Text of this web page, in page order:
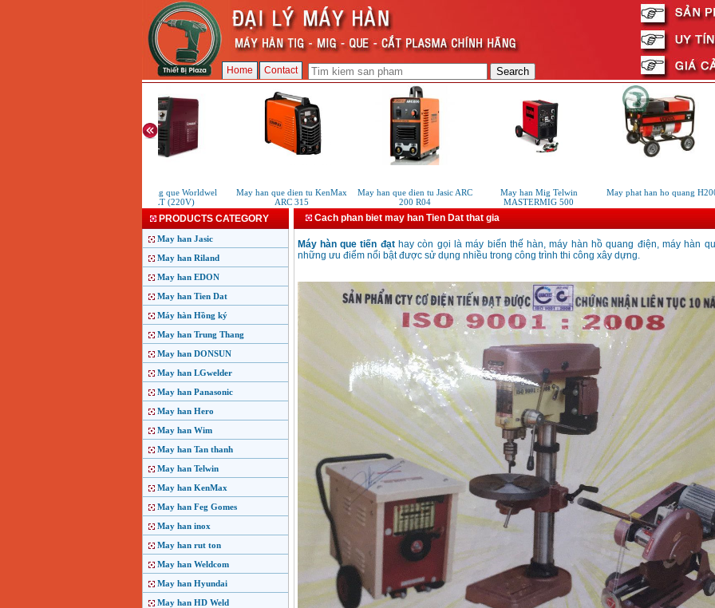
Home Contact
May han tig que Worldwel
350LT (220V)
May han que dien tu KenMax
ARC 315
May han que dien tu Jasic ARC
200 R04
May han Mig Telwin
MASTERMIG 500
May phat han ho quang H200
PRODUCTS CATEGORY
May han Jasic
May han Riland
May han EDON
May han Tien Dat
Máy hàn Hồng ký
May han Trung Thang
May han DONSUN
May han LGwelder
May han Panasonic
May han Hero
May han Wim
May han Tan thanh
May han Telwin
May han KenMax
May han Feg Gomes
May han inox
May han rut ton
May han Weldcom
May han Hyundai
May han HD Weld
Cach phan biet may han Tien Dat that gia
Máy hàn que tiến đạthay còn gọi là máy biến thế hàn, máy hàn hồ quang điện, máy hàn
những ưu điểm nổi bật được sử dụng nhiều trong công trình thi công xây dựng.